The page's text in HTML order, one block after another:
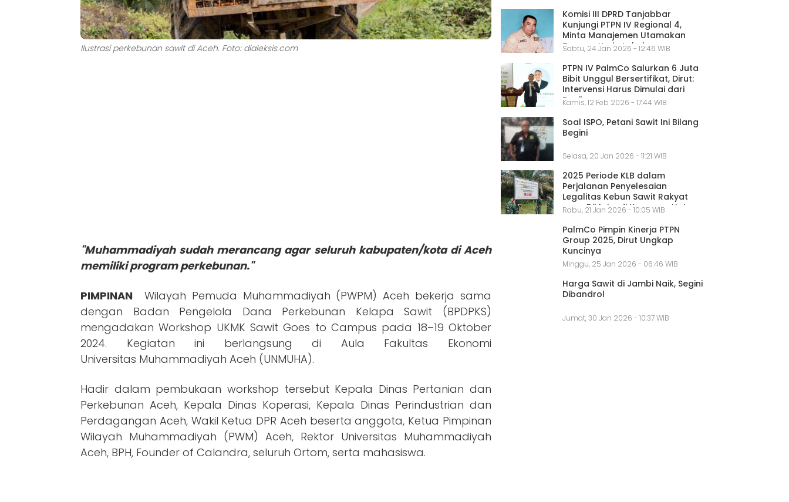
Ilustrasi perkebunan sawit di Aceh. Foto: dialeksis.com
"Muhammadiyah sudah merancang agar seluruh kabupaten/kota di Aceh
memiliki program perkebunan."
PIMPINAN Wilayah Pemuda Muhammadiyah (PWPM) Aceh bekerja sama
dengan Badan Pengelola Dana Perkebunan Kelapa Sawit (BPDPKS)
mengadakan Workshop UKMK Sawit Goes to Campus pada 18–19 Oktober
2024. Kegiatan ini berlangsung di Aula Fakultas Ekonomi
Universitas Muhammadiyah Aceh (UNMUHA).
Hadir dalam pembukaan workshop tersebut Kepala Dinas Pertanian dan
Perkebunan Aceh, Kepala Dinas Koperasi, Kepala Dinas Perindustrian dan
Perdagangan Aceh, Wakil Ketua DPR Aceh beserta anggota, Ketua Pimpinan
Wilayah Muhammadiyah (PWM) Aceh, Rektor Universitas Muhammadiyah
Aceh, BPH, Founder of Calandra, seluruh Ortom, serta mahasiswa.
Komisi III DPRD Tanjabbar
Kunjungi PTPN IV Regional 4,
Minta Manajemen Utamakan
Tenaga Kerja Lokal
Sabtu, 24 Jan 2026 - 12:46 WIB
PTPN IV PalmCo Salurkan 6 Juta
Bibit Unggul Bersertifikat, Dirut:
Intervensi Harus Dimulai dari
Benih
Kamis, 12 Feb 2026 - 17:44 WIB
Soal ISPO, Petani Sawit Ini Bilang
Begini
Selasa, 20 Jan 2026 - 11:21 WIB
2025 Periode KLB dalam
Perjalanan Penyelesaian
Legalitas Kebun Sawit Rakyat
yang Diklaim di Kawasan Hutan
Rabu, 21 Jan 2026 - 10:05 WIB
PalmCo Pimpin Kinerja PTPN
Group 2025, Dirut Ungkap
Kuncinya
Minggu, 25 Jan 2026 - 06:46 WIB
Harga Sawit di Jambi Naik, Segini
Dibandrol
Jumat, 30 Jan 2026 - 10:37 WIB